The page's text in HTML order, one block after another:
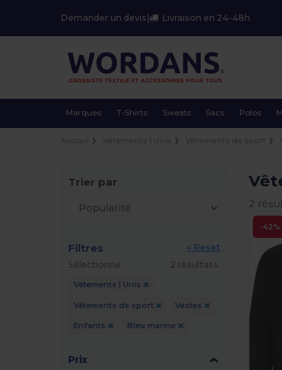
Demander un devis Livraison en 24-48h
Marques T-Shirts Sweats Sacs Polos
Trier par
Filtres
« Reset
Sélectionné
2 résultats.
Vêtements | Unis
Vêtements de sport Vestes
Enfants Bleu marine
Prix
2
-42%